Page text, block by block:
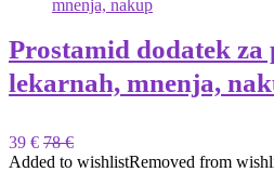
Prostamid dodatek za
lekarnah, mnenja,
39 € 78 €
Added to wishlistRemoved from